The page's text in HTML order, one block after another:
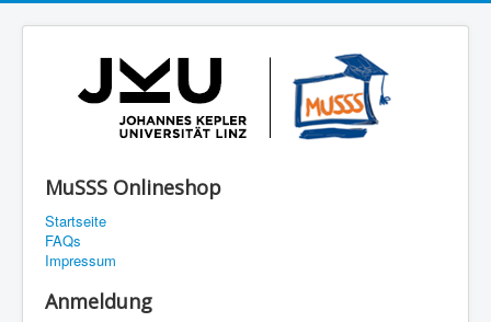
MuSSS Onlineshop
Startseite
FAQs
Impressum
Anmeldung